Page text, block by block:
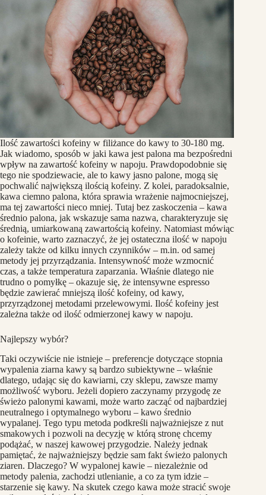
Ilość zawartości kofeiny w filiżance do kawy to 30-180 mg.
Jak wiadomo, sposób w jaki kawa jest palona ma bezpośredni
wpływ na zawartość kofeiny w napoju. Prawdopodobnie się
tego nie spodziewacie, ale to kawy jasno palone, mogą się
pochwalić największą ilością kofeiny. Z kolei, paradoksalnie,
kawa ciemno palona, która sprawia wrażenie najmocniejszej,
ma tej zawartości nieco mniej. Tutaj bez zaskoczenia – kawa
średnio palona, jak wskazuje sama nazwa, charakteryzuje się
średnią, umiarkowaną zawartością kofeiny. Natomiast mówiąc
o kofeinie, warto zaznaczyć, że jej ostateczna ilość w napoju
zależy także od kilku innych czynników – m.in. od samej
metody jej przyrządzania. Intensywność może wzmocnić
czas, a także temperatura zaparzania. Właśnie dlatego nie
trudno o pomyłkę – okazuje się, że intensywne espresso
będzie zawierać mniejszą ilość kofeiny, od kawy,
przyrządzonej metodami przelewowymi. Ilość kofeiny jest
zależna także od ilość odmierzonej kawy w napoju.
Najlepszy wybór?
Taki oczywiście nie istnieje – preferencje dotyczące stopnia
wypalenia ziarna kawy są bardzo subiektywne – właśnie
dlatego, udając się do kawiarni, czy sklepu, zawsze mamy
możliwość wyboru. Jeżeli dopiero zaczynamy przygodę ze
świeżo palonymi kawami, może warto zacząć od najbardziej
neutralnego i optymalnego wyboru – kawo średnio
wypalanej. Tego typu metoda podkreśli najważniejsze z nut
smakowych i pozwoli na decyzję w którą stronę chcemy
podążać, w naszej kawowej przygodzie. Należy jednak
pamiętać, że najważniejszy będzie sam fakt świeżo palonych
ziaren. Dlaczego? W wypalonej kawie – niezależnie od
metody palenia, zachodzi utlenianie, a co za tym idzie –
starzenie się kawy. Na skutek czego kawa może stracić swoje